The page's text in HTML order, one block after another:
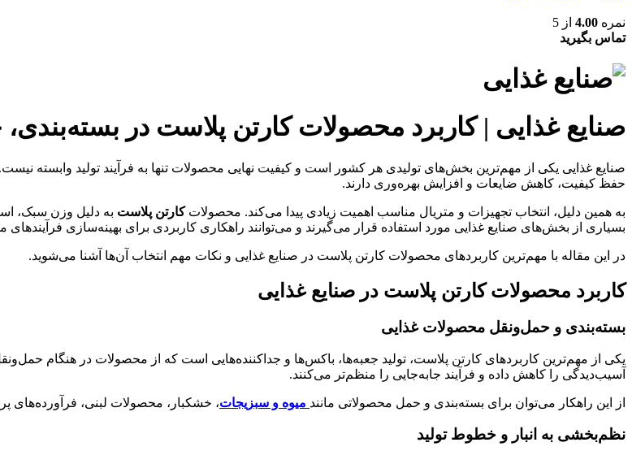
نمره 4.00 از 5
تماس بگیرید
صنایع غذایی | کاربرد محصولات کارتن پلاست در
صنایع غذایی یکی از مهم‌ترین بخش‌های تولیدی هر کشور است و کیفیت نهایی محصولات تنها به فرآیند تولید وابسته
حفظ کیفیت، کاهش ضایعات و افزایش بهره‌وری دارند.
به همین دلیل، انتخاب تجهیزات و متریال مناسب اهمیت زیادی پیدا می‌کند. محصولاتکارتن پلاست به دلیل وزن سبک،
بسیاری از بخش‌های صنایع غذایی مورد استفاده قرار می‌گیرند و می‌توانند راهکاری کاربردی برای بهینه‌سازی فرآیندهای
در این مقاله با مهم‌ترین کاربردهای محصولات کارتن پلاست در صنایع غذایی و نکات مهم انتخاب آن‌ها آشنا می‌شوید.
کاربرد محصولات کارتن پلاست در صنایع غذایی
بسته‌بندی و حمل‌ونقل محصولات غذایی
یکی از مهم‌ترین کاربردهای کارتن پلاست، تولید جعبه‌ها، باکس‌ها و جداکننده‌هایی است که از محصولات در هنگام
آسیب‌دیدگی را کاهش داده و فرآیند جابه‌جایی را منظم‌تر می‌کنند.
از این راهکار می‌توان برای بسته‌بندی و حمل محصولاتی مانند میوه و سبزیجات، خشکبار، محصولات لبنی، فرآورده‌های
نظم‌بخشی به انبار و خطوط تولید